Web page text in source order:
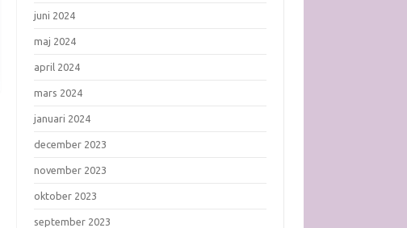
juni 2024
maj 2024
april 2024
mars 2024
januari 2024
december 2023
november 2023
oktober 2023
september 2023